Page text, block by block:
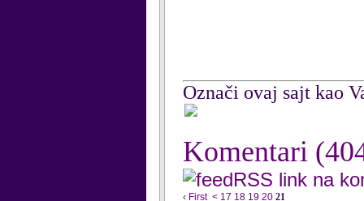
Označi ovaj sajt kao
Komentari
RSS link na
‹ First < 17 18 19 20 21